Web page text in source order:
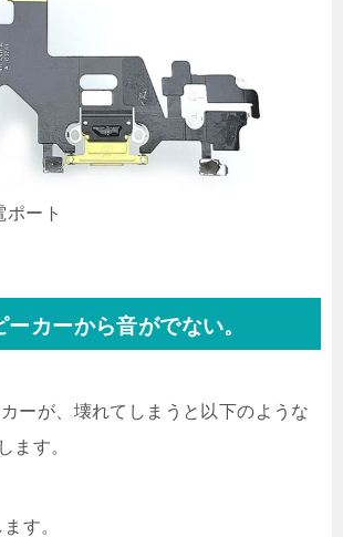
ポート
ーカーから音がでない。
ーが、壊れてしまうと以下のような
ます。
す。